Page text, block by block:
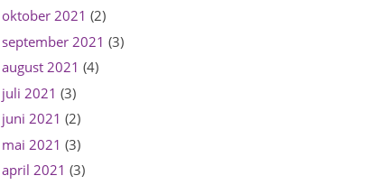
oktober 2021 (2)
september 2021 (3)
august 2021 (4)
juli 2021 (3)
juni 2021 (2)
mai 2021 (3)
april 2021 (3)